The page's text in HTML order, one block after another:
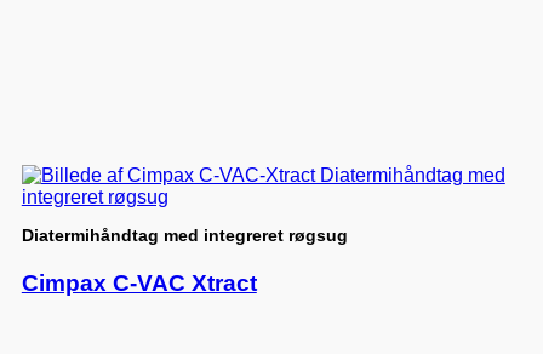
Diatermihåndtag med integreret røgsug
Cimpax C-VAC Xtract